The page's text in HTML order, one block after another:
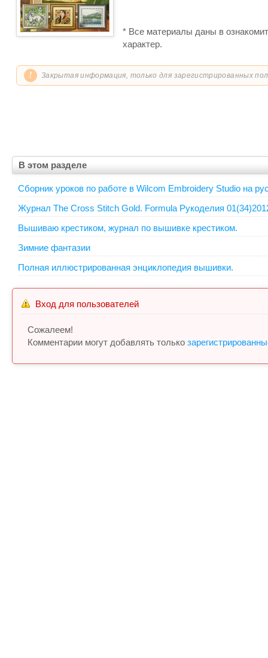
* Все материалы даны в
характер.
! Закрытая информация, только для зарегистрированных
В этом разделе
Сборник уроков по работе в Wilcom Embroidery Studio на
Журнал The Cross Stitch Gold. Formula Рукоделия
Вышиваю крестиком, журнал по вышивке крестиком.
Зимние фантазии
Полная иллюстрированная энциклопедия вышивки.
Вход для пользователей
Сожалеем!
Комментарии могут добавлять только